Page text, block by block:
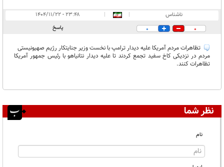
ناشناس |
|
۲۳:۴۸ - ۱۴۰۴/۱۱/۲۲
0
0 پاسخ
تظاهرات مردم آمریکا علیه دیدار ترامپ با نخست وزیر جنایتکار رژیم صهیونیستی
مردم در نزدیکی کاخ سفید تجمع کردند تا علیه دیدار نتانیاهو با رئیس جمهور آمریکا
تظاهرات کنند.
نظر شما
نام